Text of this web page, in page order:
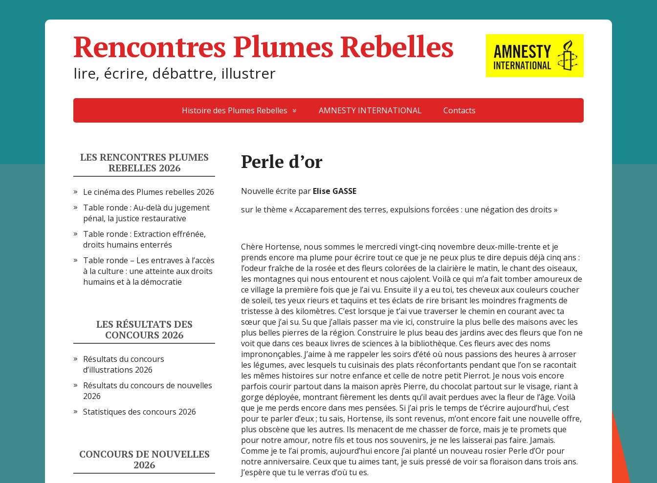
Rencontres Plumes Rebelles
lire, écrire, débattre, illustrer
Histoire des Plumes Rebelles AMNESTY INTERNATIONAL Contacts
Perle d’or
Nouvelle écrite par Elise GASSE
sur le thème « Accaparement des terres, expulsions forcées : une négation des droits »
Chère Hortense, nous sommes le mercredi vingt-cinq novembre deux-mille-trente et je
prends encore ma plume pour écrire tout ce que je ne peux plus te dire depuis déjà cinq ans :
l’odeur fraîche de la rosée et des fleurs colorées de la clairière le matin, le chant des oiseaux,
les montagnes qui nous entourent et nous cajolent. Voilà ce qui m’a fait tomber amoureux de
ce village la première fois que je l’ai vu. Ensuite il y a eu toi, tes cheveux aux couleurs coucher
de soleil, tes yeux rieurs et taquins et tes éclats de rire brisant les moindres fragments de
tristesse à des kilomètres. C’est lorsque je t’ai vue traverser le chemin en courant avec ta
sœur que j’ai su. Su que j’allais passer ma vie ici, construire la plus belle des maisons avec les
plus belles pierres de la région. Construire le plus beau des jardins avec des fleurs que l’on ne
voit que dans ces beaux livres de sciences à la bibliothèque. Ces fleurs avec des noms
imprononçables. J’aime à me rappeler les soirs d’été où nous passions des heures à arroser
les légumes, avec lesquels tu cuisinais des plats réconfortants pendant que l’on se racontait
les mêmes histoires sur notre enfance et celle de notre petit Pierrot. Je nous vois encore
parfois courir partout dans la maison après Pierre, du chocolat partout sur le visage, riant à
gorge déployée, montrant fièrement les dents qu’il avait perdues avec la fleur de l’âge. Voilà
que je me perds encore dans mes pensées. Si j’ai pris le temps de t’écrire aujourd’hui, c’est
pour te parler d’eux ; tu sais, Hortense, ils sont revenus, m’ont encore fait une nouvelle offre,
plus obscène que les autres. Ils menacent de me chasser de force, mais je te promets que
pour notre amour, notre fils et tous nos souvenirs, je ne les laisserai pas faire. Jamais.
Comme je te l’ai promis, aujourd’hui encore j’ai planté un nouveau rosier Perle d’Or pour
notre anniversaire. Ceux que tu aimes tant, je suis pressé de voir sa floraison dans trois ans.
J’espère que tu le verras d’où tu es.
LES RENCONTRES PLUMES
REBELLES 2026
Le cinéma des Plumes rebelles 2026
Table ronde : Au-delà du jugement
pénal, la justice restaurative
Table ronde : Extraction effrénée,
droits humains enterrés
Table ronde – Les entraves à l’accès
à la culture : une atteinte aux droits
humains et à la démocratie
LES RÉSULTATS DES
CONCOURS 2026
Résultats du concours
d’illustrations 2026
Résultats du concours de nouvelles
2026
Statistiques des concours 2026
CONCOURS DE NOUVELLES
2026